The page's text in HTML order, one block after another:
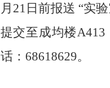
月21日前报送 “实
提交至成均楼
话：68618629。